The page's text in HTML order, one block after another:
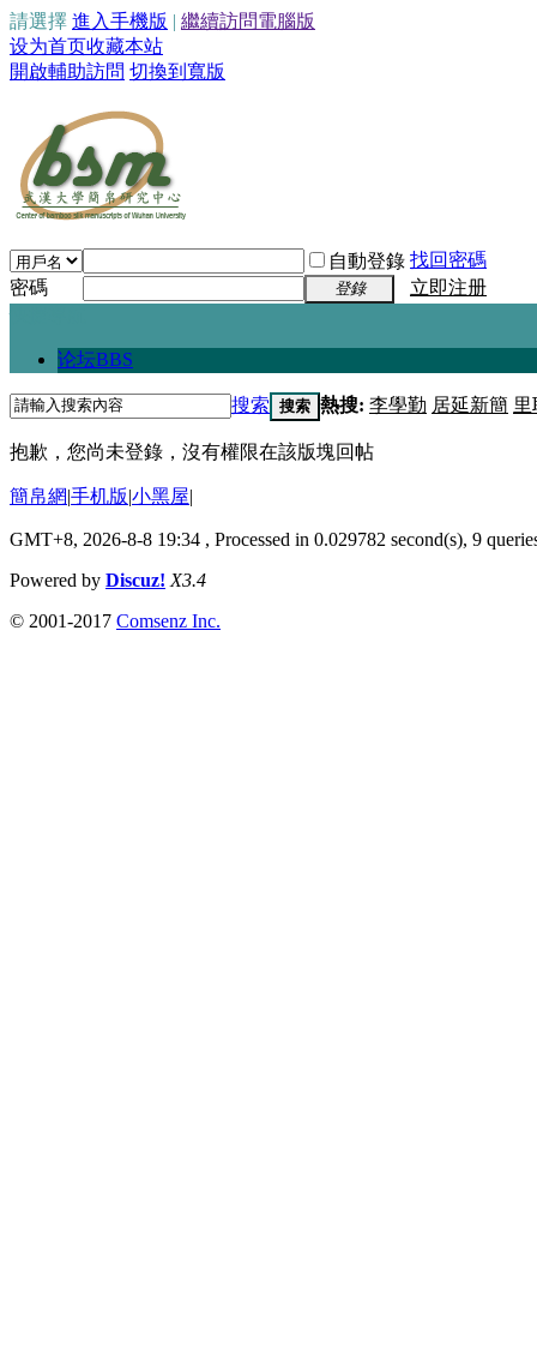
請選擇 進入手機版 | 繼續訪問電腦版
设为首页收藏本站
開啟輔助訪問 切換到寬版
自動登錄 找回密碼
密碼
登錄
立即注册
论坛BBS
搜索 搜索 熱搜: 李學勤 居延新簡 里
抱歉，您尚未登錄，沒有權限在該版塊回帖
簡帛網|手机版|小黑屋|
GMT+8, 2026-8-8 19:34 , Processed in 0.029782 second(s), 9
Powered by Discuz! X3.4
© 2001-2017 Comsenz Inc.